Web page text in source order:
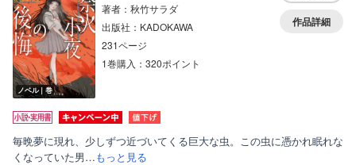
ノベル｜巻
著者：秋竹サラダ
出版社：KADOKAWA
231ページ
1巻購入：320ポイント
作品詳細
毎晩夢に現れ、少しずつ近づいてくる巨大な虫。この虫に憑かれ眠れな
くなっていた男…もっと見る